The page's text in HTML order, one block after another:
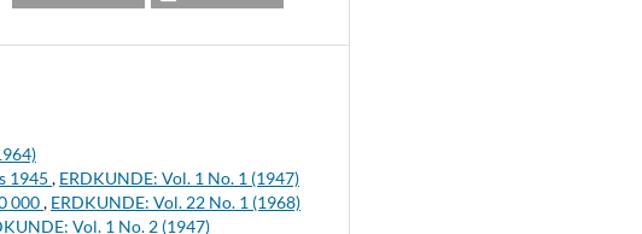
1945 , ERDKUNDE: Vol. 1 No. 1 (1947)
000, ERDKUNDE: Vol. 22 No. 1 (1968)
Vol. 1 No. 2 (1947)